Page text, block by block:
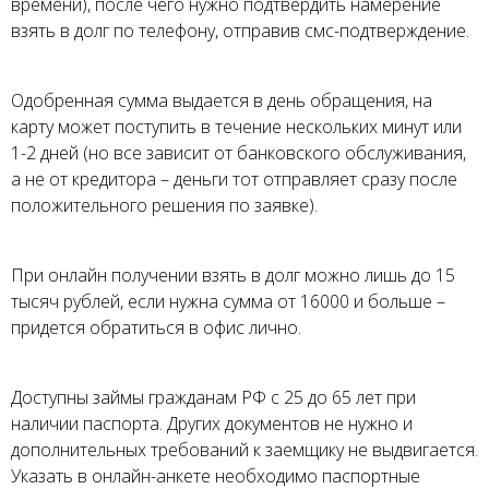
взять в долг по телефону, отправив смс-подтверждение.
Одобренная сумма выдается в день обращения, на
карту может поступить в течение нескольких минут или
1-2 дней (но все зависит от банковского обслуживания,
а не от кредитора – деньги тот отправляет сразу после
положительного решения по заявке).
При онлайн получении взять в долг можно лишь до 15
тысяч рублей, если нужна сумма от 16000 и больше –
придется обратиться в офис лично.
Доступны займы гражданам РФ с 25 до 65 лет при
наличии паспорта. Других документов не нужно и
дополнительных требований к заемщику не выдвигается.
Указать в онлайн-анкете необходимо паспортные